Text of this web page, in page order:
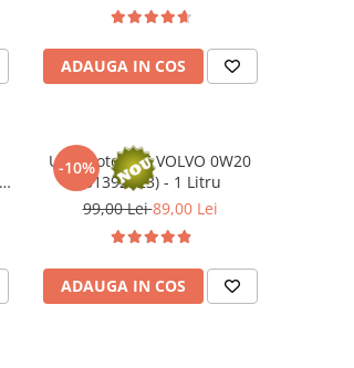
ADAUGA IN COS
-10%
Ulei motor OE VOLVO 0W20
(31392923) - 1 Litru
99,00 Lei89,00 Lei
ADAUGA IN COS